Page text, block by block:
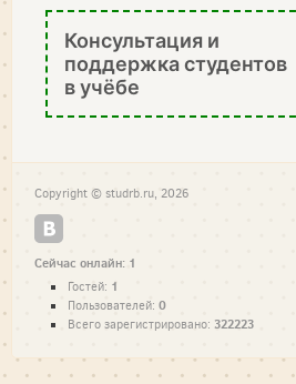
Консультация и
поддержка студентов
в учёбе
Copyright © studrb.ru, 2026
Сейчас онлайн: 1
Гостей: 1
Пользователей: 0
Всего зарегистрировано: 322223